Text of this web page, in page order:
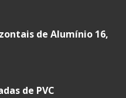
de Alumínio 16,
de PVC